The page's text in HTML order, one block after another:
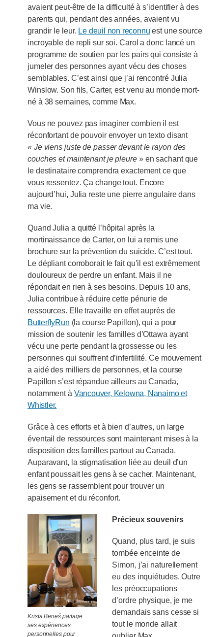
avaient peut-être de la difficulté à s’identifier à des
parents qui, pendant des années, avaient vu
grandir le leur. Le deuil non reconnu est une source
incroyable de repli sur soi. Carol a donc lancé un
programme de soutien par les pairs qui consiste à
jumeler des personnes ayant vécu des choses
semblables. C’est ainsi que j’ai rencontré Julia
Winslow. Son fils, Carter, est venu au monde mort-
né à 38 semaines, comme Max.
Vous ne pouvez pas imaginer combien il est
réconfortant de pouvoir envoyer un texto disant
« Je viens juste de passer devant le rayon des
couches et maintenant je pleure» en sachant que
le destinataire comprendra exactement ce que
vous ressentez. Ça change tout. Encore
aujourd’hui, Julia reste une pierre angulaire dans
ma vie.
Quand Julia a quitté l’hôpital après la
mortinaissance de Carter, on lui a remis une
brochure sur la prévention du suicide. C’est tout.
Le dépliant corroborait le fait qu’il est extrêmement
douloureux de perdre un enfant. Mais il ne
répondait en rien à ses besoins. Depuis 10 ans,
Julia contribue à réduire cette pénurie de
ressources. Elle travaille en effet auprès de
ButterflyRun (la course Papillon), qui a pour
mission de soutenir les familles d’Ottawa ayant
vécu une perte pendant la grossesse ou les
personnes qui souffrent d’infertilité. Ce mouvement
a aidé des milliers de personnes, et la course
Papillon s’est répandue ailleurs au Canada,
notamment à Vancouver, Kelowna, Nanaimo et
Whistler.
Grâce à ces efforts et à bien d’autres, un large
éventail de ressources sont maintenant mises à la
disposition des familles partout au Canada.
Auparavant, la stigmatisation liée au deuil d’un
enfant poussait les gens à se cacher. Maintenant,
les gens se rassemblent pour trouver un
apaisement et du réconfort.
Krista Beneš partage
ses expériences
personnelles pour
Précieux souvenirs
Quand, plus tard, je suis
tombée enceinte de
Simon, j’ai naturellement
eu des inquiétudes. Outre
les préoccupations
d’ordre physique, je me
demandais sans cesse si
tout le monde allait